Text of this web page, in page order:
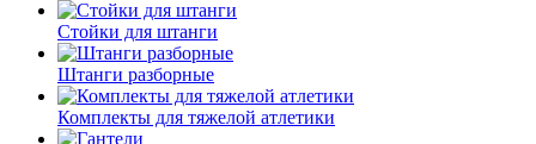
Стойки для штанги
Штанги разборные
Комплекты для тяжелой атлетики